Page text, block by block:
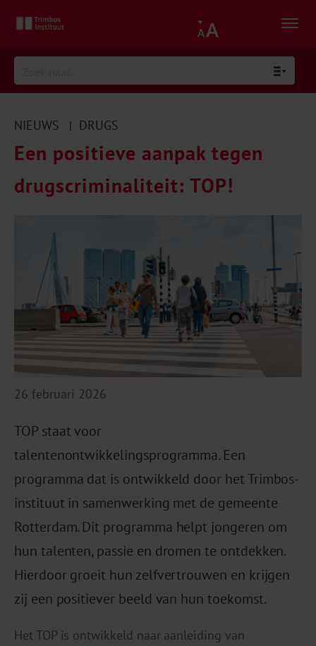
NIEUWS | DRUGS
Een positieve aanpak tegen
drugscriminaliteit: TOP!
26 februari 2026
TOP staat voor
talentenontwikkelingsprogramma. Een
programma dat is ontwikkeld door het Trimbos-
instituut in samenwerking met de gemeente
Rotterdam. Dit programma helpt jongeren om
hun talenten, passie en dromen te ontdekken.
Hierdoor groeit hun zelfvertrouwen en krijgen
zij een positiever beeld van hun toekomst.
Het TOP is ontwikkeld naar aanleiding van